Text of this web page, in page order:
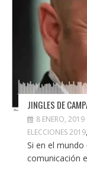
JINGLES DE
8 ENERO, 2019
ELECCIONES 2019,
Si en el
comunicación